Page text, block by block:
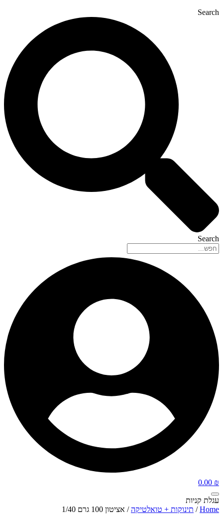
Search
Search
0.00 ₪
עגלת קניות
Home
/ תינוקות + טואלטיקה/ אציטון 100 גרם 1/40